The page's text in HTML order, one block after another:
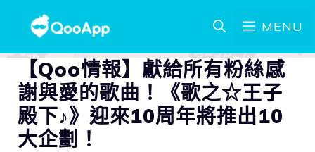
MENU
【Qoo情報】獻給所有粉絲感
謝與愛的歌曲！《歌之☆王子
殿下♪》迎來10周年將推出10
大企劃！